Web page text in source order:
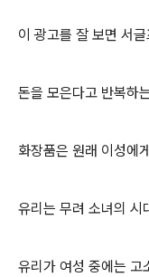
이 광고를 잘 보면 서글
돈을 모은다고 반복하
화장품은 원래 이성에
유리는 무려 소녀의 시
유리가 여성 중에는 고